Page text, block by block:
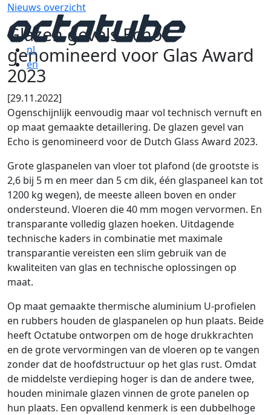
nl
en
Nieuws overzicht
Glazen gevels Echo
genomineerd voor Glas Award
2023
[29.11.2022]
Ogenschijnlijk eenvoudig maar vol technisch vernuft en
op maat gemaakte detaillering. De glazen gevel van
Echo is genomineerd voor de Dutch Glass Award 2023.
Grote glaspanelen van vloer tot plafond (de grootste is
2,6 bij 5 m en meer dan 5 cm dik, één glaspaneel kan tot
1200 kg wegen), de meeste alleen boven en onder
ondersteund. Vloeren die 40 mm mogen vervormen. En
transparante volledig glazen hoeken. Uitdagende
technische kaders in combinatie met maximale
transparantie vereisten een slim gebruik van de
kwaliteiten van glas en technische oplossingen op
maat.
Op maat gemaakte thermische aluminium U-profielen
en rubbers houden de glaspanelen op hun plaats. Beide
heeft Octatube ontworpen om de hoge drukkrachten
en de grote vervormingen van de vloeren op te vangen
zonder dat de hoofdstructuur op het glas rust. Omdat
de middelste verdieping hoger is dan de andere twee,
houden minimale glazen vinnen de grote panelen op
hun plaats. Een opvallend kenmerk is een dubbelhoge